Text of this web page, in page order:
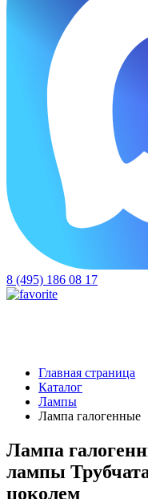
8 (495) 186 08 17
Главная страница
Каталог
Лампы
Лампа галогенные
Лампа
лампы
цоколем